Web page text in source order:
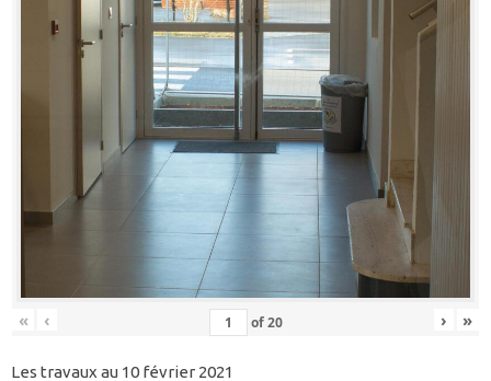
« ‹ of20 › »
Les travaux au 10 février 2021